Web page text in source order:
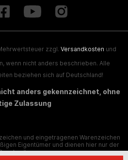
zzgl. Versandkosten und
wenn nicht anders beschrieben. Alle
beziehen sich auf Deutschland!
anders gekennzeichnet, ohne
Zulassung
und eingetragenen Warenzeichen
Eigentümer und dienen hier nur der